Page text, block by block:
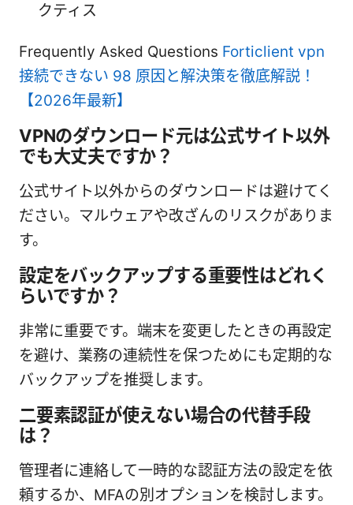
クティス
Frequently Asked Questions Forticlient vpn
接続できない 98 原因と解決策を徹底解説！
【2026年最新】
VPNのダウンロード元は公式サイト以外
でも大丈夫ですか？
公式サイト以外からのダウンロードは避けてく
ださい。マルウェアや改ざんのリスクがありま
す。
設定をバックアップする重要性はどれく
らいですか？
非常に重要です。端末を変更したときの再設定
を避け、業務の連続性を保つためにも定期的な
バックアップを推奨します。
二要素認証が使えない場合の代替手段
は？
管理者に連絡して一時的な認証方法の設定を依
頼するか、MFAの別オプションを検討します。